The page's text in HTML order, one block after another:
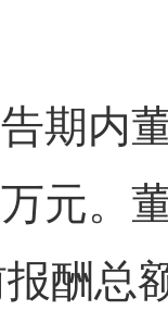
期内
元。
酬总